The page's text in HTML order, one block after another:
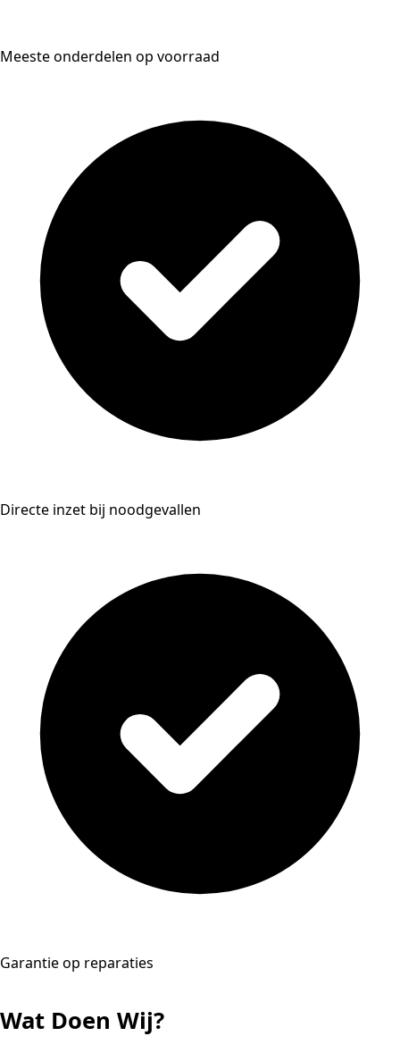
Meeste onderdelen op voorraad
Directe inzet bij noodgevallen
Garantie op reparaties
Wat Doen Wij?